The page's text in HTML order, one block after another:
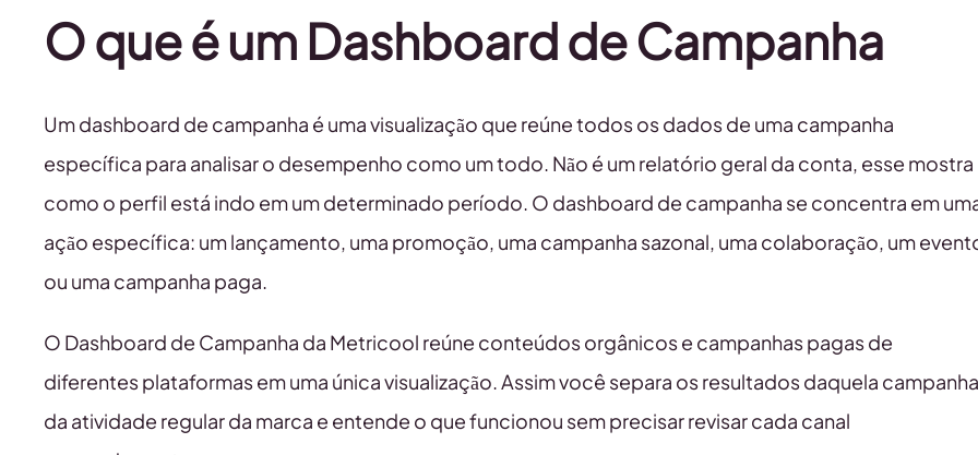
O que é um Dashboard de Campanha
Um dashboard de campanha é uma visualização que reúne todos os dados de uma campanha
específica para analisar o desempenho como um todo. Não é um relatório geral da conta, esse mostra
como o perfil está indo em um determinado período. O dashboard de campanha se concentra em
ação específica: um lançamento, uma promoção, uma campanha sazonal, uma colaboração, um
ou uma campanha paga.
O Dashboard de Campanha da Metricool reúne conteúdos orgânicos e campanhas pagas de
diferentes plataformas em uma única visualização. Assim você separa os resultados daquela campanha
da atividade regular da marca e entende o que funcionou sem precisar revisar cada canal